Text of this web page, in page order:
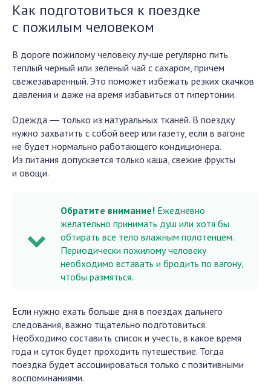
Как подготовиться к поездке
с пожилым человеком
В дороге пожилому человеку лучше регулярно пить
теплый черный или зеленый чай с сахаром, причем
свежезаваренный. Это поможет избежать резких скачков
давления и даже на время избавиться от гипертонии.
Одежда ― только из натуральных тканей. В поездку
нужно захватить с собой веер или газету, если в вагоне
не будет нормально работающего кондиционера.
Из питания допускается только каша, свежие фрукты
и овощи.
Обратите внимание! Ежедневно
желательно принимать душ или хотя бы
обтирать все тело влажным полотенцем.
Периодически пожилому человеку
необходимо вставать и бродить по вагону,
чтобы размяться.
Если нужно ехать больше дня в поездах дальнего
следования, важно тщательно подготовиться.
Необходимо составить список и учесть, в какое время
года и суток будет проходить путешествие. Тогда
поездка будет ассоциироваться только с позитивными
воспоминаниями.